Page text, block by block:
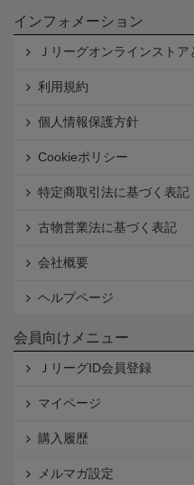
インフォメーション
Ｊリーグオンラインストア
利用規約
個人情報保護方針
Cookieポリシー
特定商取引法に基づく表記
古物営業法に基づく表記
会社概要
ヘルプページ
会員向けメニュー
ＪリーグID会員登録
マイページ
購入履歴
メルマガ設定